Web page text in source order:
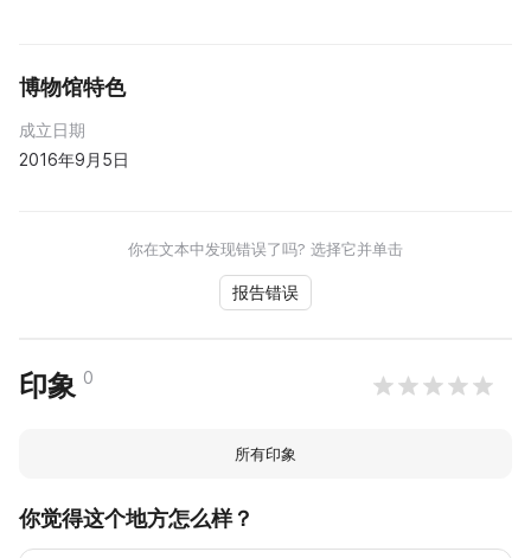
博物馆特色
成立日期
2016年9月5日
你在文本中发现错误了吗? 选择它并单击
报告错误
印象 0
所有印象
你觉得这个地方怎么样？